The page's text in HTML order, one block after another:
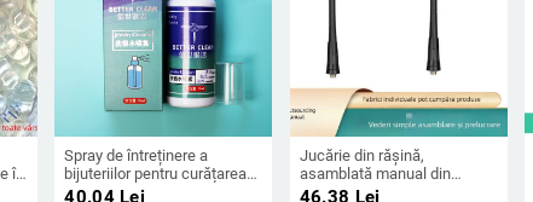
în
Spray de întreținere a
bijuteriilor pentru curățarea
argintului și eliminarea
40.04Lei
Jucărie din rășină,
asamblată manual din
materiale furnizate, folosind
46.38 Lei